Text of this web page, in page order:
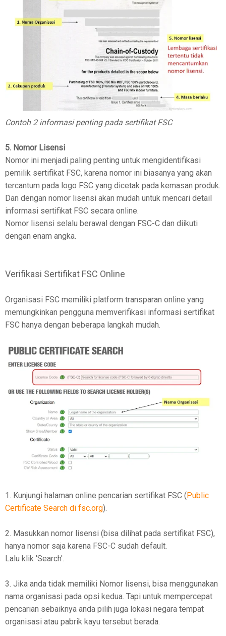
Contoh 2 informasi penting pada sertifikat FSC
5. Nomor Lisensi
Nomor ini menjadi paling penting untuk mengidentifikasi
pemilik sertifikat FSC, karena nomor ini biasanya yang akan
tercantum pada logo FSC yang dicetak pada kemasan produk.
Dan dengan nomor lisensi akan mudah untuk mencari detail
informasi sertifikat FSC secara online.
Nomor lisensi selalu berawal dengan FSC-C dan diikuti
dengan enam angka.
Verifikasi Sertifikat FSC Online
Organisasi FSC memiliki platform transparan online yang
memungkinkan pengguna memverifikasi informasi sertifikat
FSC hanya dengan beberapa langkah mudah.
1. Kunjungi halaman online pencarian sertifikat FSC ( Public
Certificate Search di fsc.org).
2. Masukkan nomor lisensi (bisa dilihat pada sertifikat FSC),
hanya nomor saja karena FSC-C sudah default.
Lalu klik 'Search'.
3. Jika anda tidak memiliki Nomor lisensi, bisa menggunakan
nama organisasi pada opsi kedua. Tapi untuk mempercepat
pencarian sebaiknya anda pilih juga lokasi negara tempat
organisasi atau pabrik kayu tersebut berada.